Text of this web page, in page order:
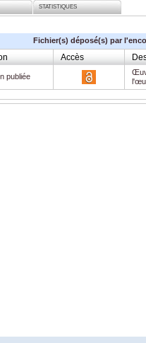
STATISTIQUES
Fichier(s) déposé(s) par
Accès
publiée